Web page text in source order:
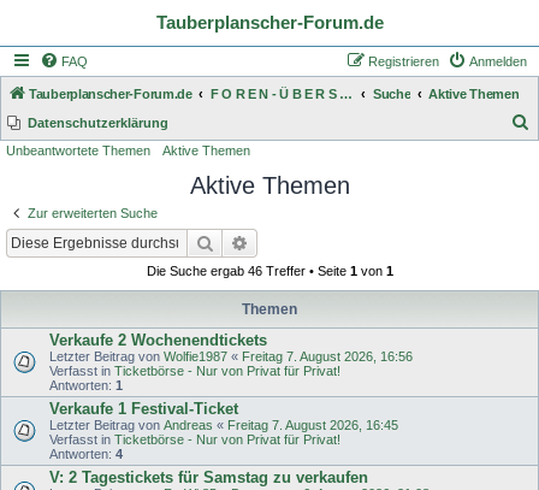
Tauberplanscher-Forum.de
FAQ Anmelden
Registrieren
Tauberplanscher-Forum.de F O R E N - Ü B E R S I C H T Suche
Aktive Themen
Datenschutzerklärung
Unbeantwortete Themen Aktive Themen
Aktive Themen
Zur erweiterten Suche
Suche
Die Suche ergab 46 Treffer • Seite 1von 1
Themen
Verkaufe 2 Wochenendtickets
Letzter Beitrag von Wolfie1987 « Freitag 7. August 2026, 16:56
Verfasst in Ticketbörse - Nur von Privat für Privat!
Antworten: 1
Verkaufe 1 Festival-Ticket
Letzter Beitrag von Andreas « Freitag 7. August 2026, 16:45
Verfasst in Ticketbörse - Nur von Privat für Privat!
Antworten: 4
V: 2 Tagestickets für Samstag zu verkaufen